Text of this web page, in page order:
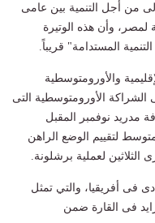
من أجل التنمية بين عامى
لمصر، وأن هذه الوتيرة
المستدامة" قريباً.
والأورومتوسطية
الأورومتوسطية التى
مدريد نوفمبر المقبل
لتقييم الوضع الراهن
لعملية برشلونة.
فى أفريقيا، والتي تمثل
فى القارة ضمن